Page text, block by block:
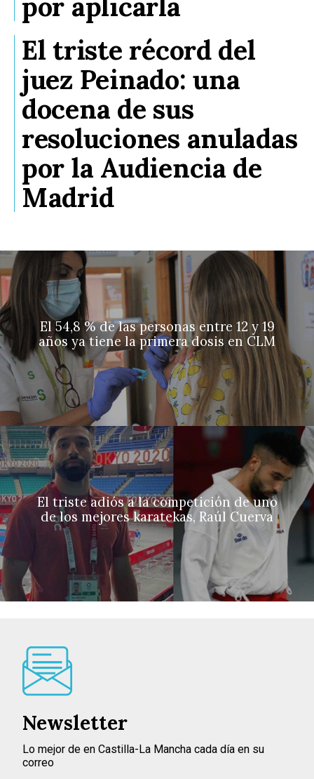
El triste récord del
juez Peinado: una
docena de sus
resoluciones anuladas
por la Audiencia de
Madrid
El 54,8 % de las personas entre 12 y 19
años ya tiene la primera dosis en CLM
El triste adiós a la competición de uno
de los mejores karatekas, Raúl Cuerva
Newsletter
Lo mejor de en Castilla-La Mancha cada día en su
correo